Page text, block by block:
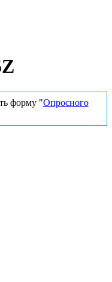
форму "Опросного